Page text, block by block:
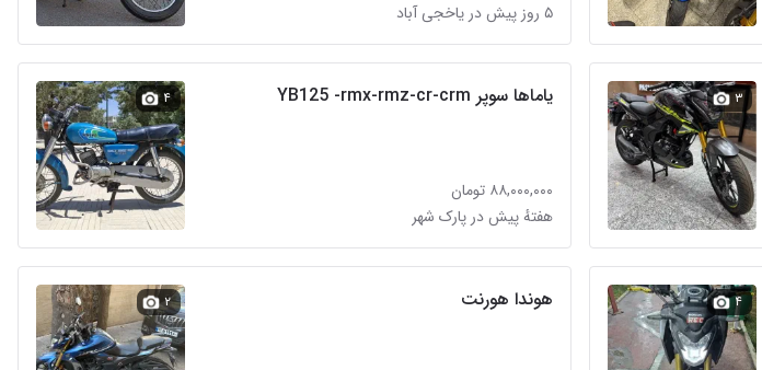
۵ روز پیش در یاخجی آباد
۳ یاماها سوپر YB125 -rmx-rmz-cr-crm
۸۸,۰۰۰,۰۰۰ تومان
هفتهٔ پیش در پارک شهر
۴
۴ هوندا هورنت ۲